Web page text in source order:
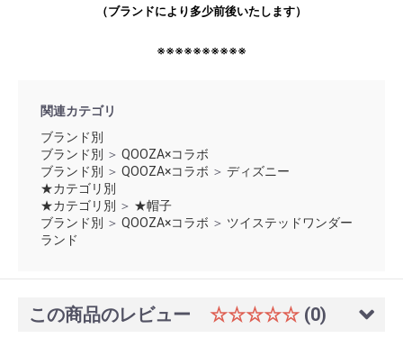
（ブランドにより多少前後いたします）
※※※※※※※※※※
関連カテゴリ
ブランド別
ブランド別 ＞ QOOZA×コラボ
ブランド別 ＞ QOOZA×コラボ ＞ ディズニー
★カテゴリ別
★カテゴリ別 ＞ ★帽子
ブランド別 ＞ QOOZA×コラボ ＞ ツイステッドワンダー
ランド
この商品のレビュー ☆☆☆☆☆ (0)